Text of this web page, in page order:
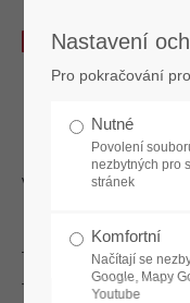
Velkoplošné
Tento univerzální
Nastavení
Pro pokračování
Nutné
Povolení
nezbytných pro
stránek
Komfortní
Načítají se
Google, Mapy
Youtube